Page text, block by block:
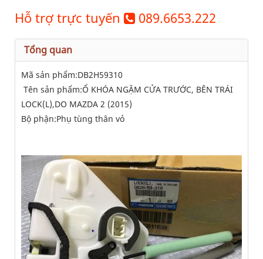
Hỗ trợ trực tuyến 089.6653.222
Tổng quan
Mã sản phẩm:DB2H59310
Tên sản phẩm:Ổ KHÓA NGẬM CỬA TRƯỚC, BÊN TRÁI
LOCK(L),DO MAZDA 2 (2015)
Bộ phận:Phụ tùng thân vỏ